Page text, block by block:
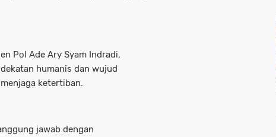
Pol Ade Ary Syam Indradi,
humanis dan wujud
ketertiban.
jawab dengan